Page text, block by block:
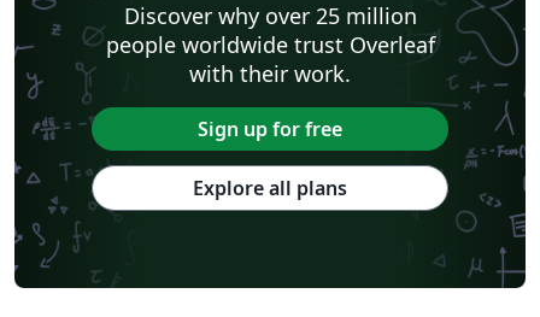
Discover why over 25 million
people worldwide trust Overleaf
with their work.
Sign up for free
Explore all plans